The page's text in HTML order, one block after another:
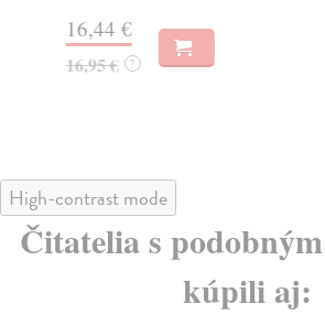
16,44 €
16,95 € ?
High-contrast mode
Čitatelia s
kúpili aj: